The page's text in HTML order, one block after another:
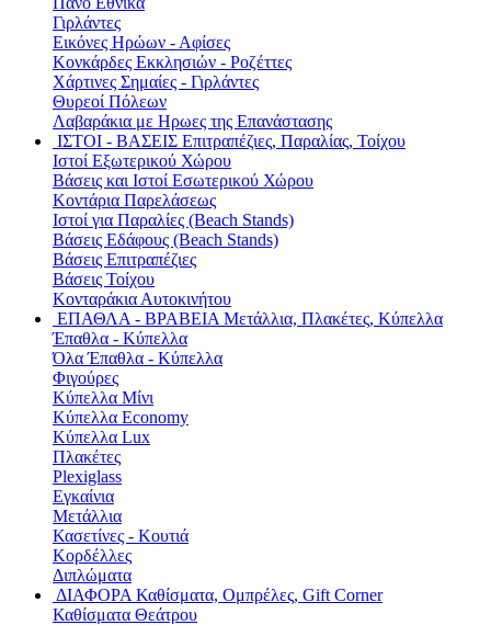
Γιρλάντες
Εικόνες Ηρώων - Αφίσες
Κονκάρδες Εκκλησιών - Ροζέττες
Χάρτινες Σημαίες - Γιρλάντες
Θυρεοί Πόλεων
Λαβαράκια με Ηρωες της Επανάστασης
ΙΣΤΟΙ - ΒΑΣΕΙΣ Επιτραπέζιες, Παραλίας, Τοίχου
Ιστοί Εξωτερικού Χώρου
Βάσεις και Ιστοί Εσωτερικού Χώρου
Κοντάρια Παρελάσεως
Ιστοί για Παραλίες (Beach Stands)
Βάσεις Εδάφους (Beach Stands)
Βάσεις Επιτραπέζιες
Βάσεις Τοίχου
Κονταράκια Αυτοκινήτου
ΕΠΑΘΛΑ - ΒΡΑΒΕΙΑ Μετάλλια, Πλακέτες, Κύπελλα
Έπαθλα - Κύπελλα
Όλα Έπαθλα - Κύπελλα
Φιγούρες
Κύπελλα Μίνι
Κύπελλα Economy
Κύπελλα Lux
Πλακέτες
Plexiglass
Εγκαίνια
Μετάλλια
Κασετίνες - Κουτιά
Κορδέλλες
Διπλώματα
ΔΙΑΦΟΡΑ Καθίσματα, Ομπρέλες, Gift Corner
Καθίσματα Θεάτρου